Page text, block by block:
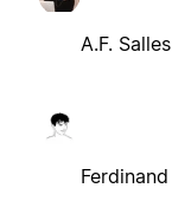
A.F. Salles
Ferdinand